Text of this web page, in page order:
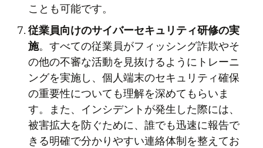
ことも可能です。
従業員向けのサイバーセキュリティ研修の実
施。すべての従業員がフィッシング詐欺やそ
の他の不審な活動を見抜けるようにトレーニ
ングを実施し、個人端末のセキュリティ確保
の重要性についても理解を深めてもらいま
す。また、インシデントが発生した際には、
被害拡大を防ぐために、誰でも迅速に報告で
きる明確で分かりやすい連絡体制を整えてお